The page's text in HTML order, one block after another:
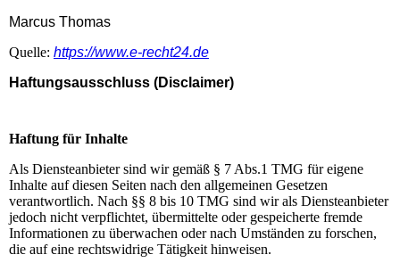
Marcus Thomas
Quelle: https://www.e-recht24.de
Haftungsausschluss (Disclaimer)
Haftung für Inhalte
Als Diensteanbieter sind wir gemäß § 7 Abs.1 TMG für eigene
Inhalte auf diesen Seiten nach den allgemeinen Gesetzen
verantwortlich. Nach §§ 8 bis 10 TMG sind wir als Diensteanbieter
jedoch nicht verpflichtet, übermittelte oder gespeicherte fremde
Informationen zu überwachen oder nach Umständen zu forschen,
die auf eine rechtswidrige Tätigkeit hinweisen.